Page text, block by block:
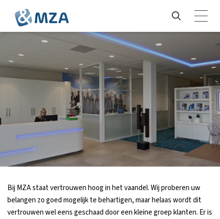
Bij MZA staat vertrouwen hoog in het vaandel. Wij proberen uw
belangen zo goed mogelijk te behartigen, maar helaas wordt dit
vertrouwen wel eens geschaad door een kleine groep klanten. Er is